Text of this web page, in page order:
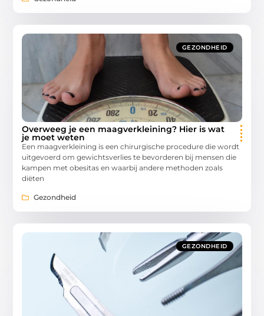
GEZONDHEID
Overweeg je een maagverkleining? Hier is wat
je moet weten
Een maagverkleining is een chirurgische procedure die wordt
uitgevoerd om gewichtsverlies te bevorderen bij mensen die
kampen met obesitas en waarbij andere methoden zoals
diëten
Gezondheid
GEZONDHEID